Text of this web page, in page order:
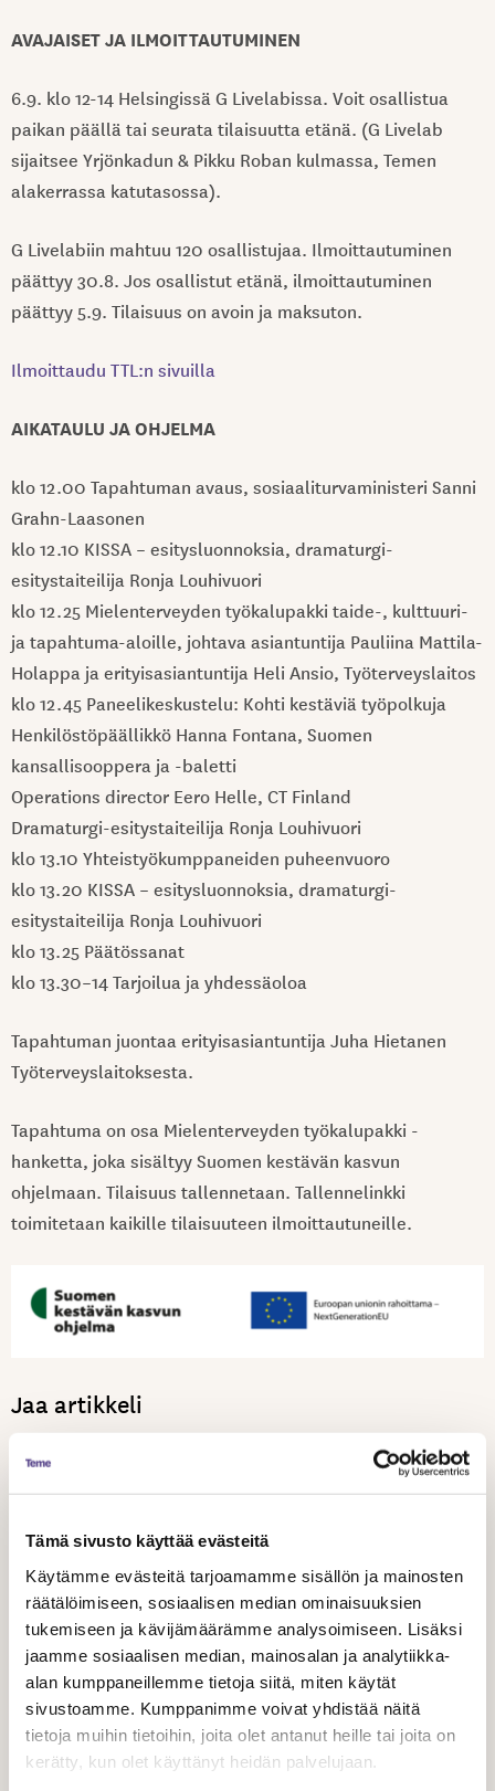
Tämä sivusto käyttää evästeitä
Käytämme evästeitä tarjoamamme sisällön ja mainosten
räätälöimiseen, sosiaalisen median ominaisuuksien
tukemiseen ja kävijämäärämme analysoimiseen. Lisäksi
jaamme sosiaalisen median, mainosalan ja analytiikka-
alan kumppaneillemme tietoja siitä, miten käytät
sivustoamme. Kumppanimme voivat yhdistää näitä
tietoja muihin tietoihin, joita olet antanut heille tai joita on
kerätty, kun olet käyttänyt heidän palvelujaan.
AVAJAISET JA ILMOITTAUTUMINEN
6.9. klo 12-14 Helsingissä G Livelabissa. Voit osallistua
paikan päällä tai seurata tilaisuutta etänä. (G Livelab
sijaitsee Yrjönkadun & Pikku Roban kulmassa, Temen
alakerrassa katutasossa).
G Livelabiin mahtuu 120 osallistujaa. Ilmoittautuminen
päättyy 30.8. Jos osallistut etänä, ilmoittautuminen
päättyy 5.9. Tilaisuus on avoin ja maksuton.
Ilmoittaudu TTL:n sivuilla
AIKATAULU JA OHJELMA
klo 12.00 Tapahtuman avaus, sosiaaliturvaministeri Sanni
Grahn-Laasonen
klo 12.10 KISSA – esitysluonnoksia, dramaturgi-
esitystaiteilija Ronja Louhivuori
klo 12.25 Mielenterveyden työkalupakki taide-, kulttuuri-
ja tapahtuma-aloille, johtava asiantuntija Pauliina Mattila-
Holappa ja erityisasiantuntija Heli Ansio, Työterveyslaitos
klo 12.45 Paneelikeskustelu: Kohti kestäviä työpolkuja
Henkilöstöpäällikkö Hanna Fontana, Suomen
kansallisooppera ja -baletti
Operations director Eero Helle, CT Finland
Dramaturgi-esitystaiteilija Ronja Louhivuori
klo 13.10 Yhteistyökumppaneiden puheenvuoro
klo 13.20 KISSA – esitysluonnoksia, dramaturgi-
esitystaiteilija Ronja Louhivuori
klo 13.25 Päätössanat
klo 13.30–14 Tarjoilua ja yhdessäoloa
Tapahtuman juontaa erityisasiantuntija Juha Hietanen
Työterveyslaitoksesta.
Tapahtuma on osa Mielenterveyden työkalupakki -
hanketta, joka sisältyy Suomen kestävän kasvun
ohjelmaan. Tilaisuus tallennetaan. Tallennelinkki
toimitetaan kaikille tilaisuuteen ilmoittautuneille.
Jaa artikkeli
Aiheeseen liittyvät artikkelit